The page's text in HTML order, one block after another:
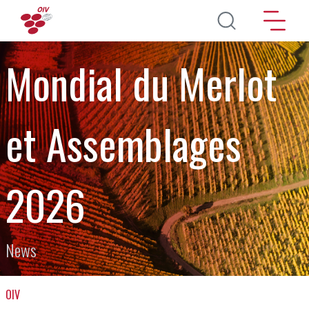
Direkt zum Inhalt
Mondial du Merlot
et Assemblages
2026
News
OIV